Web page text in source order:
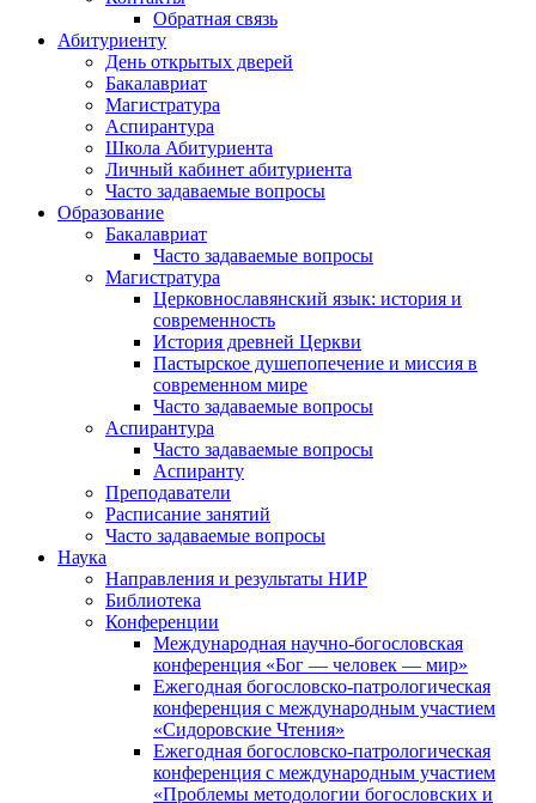
Обратная связь
Абитуриенту
День открытых дверей
Бакалавриат
Магистратура
Аспирантура
Школа Абитуриента
Личный кабинет абитуриента
Часто задаваемые вопросы
Образование
Бакалавриат
Часто задаваемые вопросы
Магистратура
Церковнославянский язык: история и
современность
История древней Церкви
Пастырское душепопечение и миссия в
современном мире
Часто задаваемые вопросы
Аспирантура
Часто задаваемые вопросы
Аспиранту
Преподаватели
Расписание занятий
Часто задаваемые вопросы
Наука
Направления и результаты НИР
Библиотека
Конференции
Международная научно-богословская
конференция «Бог — человек — мир»
Ежегодная богословско-патрологическая
конференция с международным участием
«Сидоровские Чтения»
Ежегодная богословско-патрологическая
конференция с международным участием
«Проблемы методологии богословских и